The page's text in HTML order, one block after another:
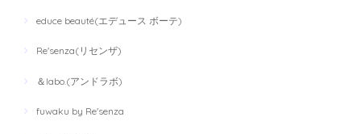
educe beauté(エデュース ボーテ)
Re'senza(リセンザ)
＆labo.(アンドラボ)
fuwaku by Re'senza